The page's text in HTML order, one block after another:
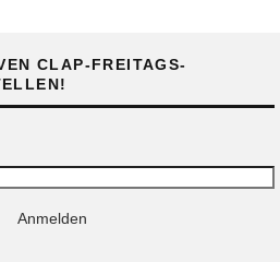
CLAP-FREITAGS-
Anmelden